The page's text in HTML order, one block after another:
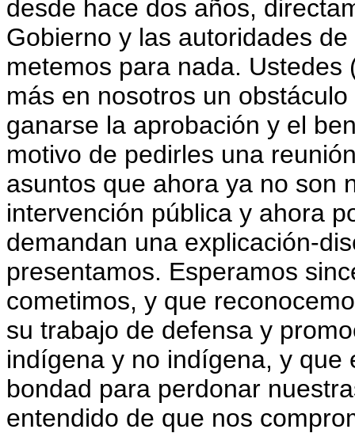
desde hace dos años,
Gobierno y las autoridades
metemos para nada.
más en nosotros un
ganarse la aprobación y el
motivo de pedirles una
asuntos que ahora ya no son
intervención pública y ahora
demandan una explicación-
presentamos. Esperamos
cometimos, y que
su trabajo de defensa y
indígena y no indígena, y que
bondad para perdonar
entendido de que nos